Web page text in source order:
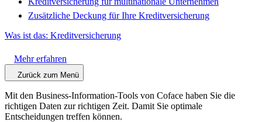
Zusätzliche Deckung für Ihre Kreditversicherung
Was ist das: Kreditversicherung
Mehr erfahren
Zurück zum Menü
Mit den Business-Information-Tools von Coface haben Sie die
richtigen Daten zur richtigen Zeit. Damit Sie optimale
Entscheidungen treffen können.